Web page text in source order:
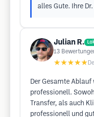
alles Gute. Ihre
Julian R.
13
★★★★★
Der Gesamte
professionell.
Transfer, als auch
professionell und